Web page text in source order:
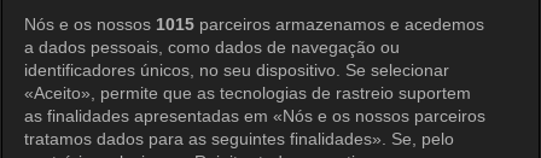
Nós e os nossos 1015 parceiros armazenamos e acedemos
a dados pessoais, como dados de navegação ou
identificadores únicos, no seu dispositivo. Se selecionar
«Aceito», permite que as tecnologias de rastreio suportem
as finalidades apresentadas em «Nós e os nossos parceiros
tratamos dados para as seguintes finalidades». Se, pelo